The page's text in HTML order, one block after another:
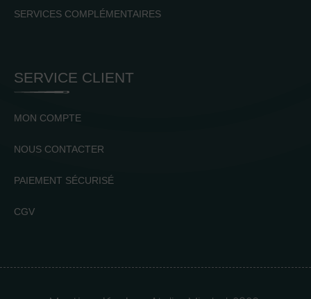
SERVICES COMPLÉMENTAIRES
SERVICE CLIENT
MON COMPTE
NOUS CONTACTER
PAIEMENT SÉCURISÉ
CGV